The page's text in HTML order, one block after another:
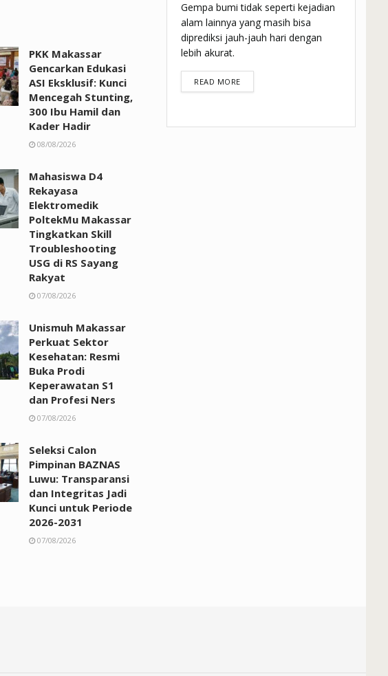
PKK Makassar
Gencarkan Edukasi
ASI Eksklusif: Kunci
Mencegah Stunting,
300 Ibu Hamil dan
Kader Hadir
08/08/2026
Mahasiswa D4
Rekayasa
Elektromedik
PoltekMu Makassar
Tingkatkan Skill
Troubleshooting
USG di RS Sayang
Rakyat
07/08/2026
Unismuh Makassar
Perkuat Sektor
Kesehatan: Resmi
Buka Prodi
Keperawatan S1
dan Profesi Ners
07/08/2026
Seleksi Calon
Pimpinan BAZNAS
Luwu: Transparansi
dan Integritas Jadi
Kunci untuk Periode
2026-2031
07/08/2026
Gempa bumi tidak seperti kejadian
alam lainnya yang masih bisa
diprediksi jauh-jauh hari dengan
lebih akurat.
READ MOREDETAILS